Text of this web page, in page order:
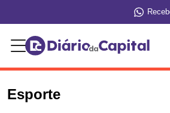
Esporte